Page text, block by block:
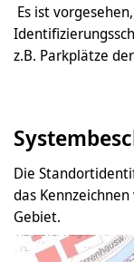
Es ist
z.B. Parkplätze
Die
das
Gebiet.